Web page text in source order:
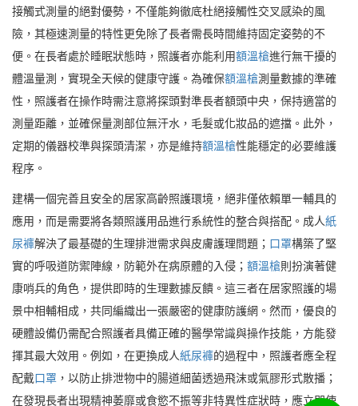
接觸式測量的絕對優勢，不僅能夠徹底杜絕接觸性交叉感染的風
險，其極速測量的特性更免除了長者需長時間維持固定姿勢的不
便。在長者處於睡眠狀態時，照護者亦能利用額溫槍進行無干擾的
體溫量測，實現全天候的健康守護。為確保額溫槍測量數據的準確
性，照護者在操作時需注意將探頭對準長者額頭中央，保持適當的
測量距離，並確保量測部位無汗水，毛髮或化妝品的遮擋。此外，
定期的儀器校準與探頭清潔，亦是維持額溫槍性能穩定的必要維護
程序。
建構一個完善且安全的居家高齡照護環境，絕非僅依賴單一輔具的
應用，而是需要將各類照護用品進行系統性的整合與搭配。成人紙
尿褲解決了最基礎的生理排泄需求與皮膚護理問題； 口罩構築了堅
實的呼吸道防禦陣線，防範外在病原體的入侵； 額溫槍則扮演著健
康哨兵的角色，提供即時的生理數據反饋。這三者在居家照護的場
景中相輔相成，共同編織出一張嚴密的健康防護網。然而，優良的
硬體設備仍需配合照護者具備正確的醫學常識與操作技能，方能發
揮其最大效用。例如，在更換成人紙尿褲的過程中，照護者應全程
配戴口罩 ，以防止排泄物中的腸道細菌透過飛沫或氣膠形式散播；
在發現長者出現精神萎靡或食慾不振等非特異性症狀時，應立即使